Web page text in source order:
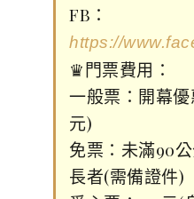
FB：
https://
♛門票費用：
一般票：開幕
元)
免票：未滿90
長者(需備證件)